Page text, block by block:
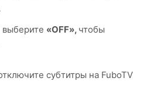
«OFF», чтобы
субтитры на FuboTV